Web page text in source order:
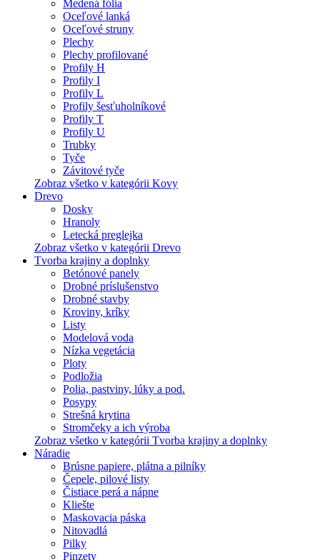
Medená fólia
Oceľové lanká
Oceľové struny
Plechy
Plechy profilované
Profily H
Profily I
Profily L
Profily šesťuholníkové
Profily T
Profily U
Trubky
Tyče
Závitové tyče
Zobraz všetko v kategórii Kovy
Drevo
Dosky
Hranoly
Letecká preglejka
Zobraz všetko v kategórii Drevo
Tvorba krajiny a doplnky
Betónové panely
Drobné príslušenstvo
Drobné stavby
Kroviny, kríky
Listy
Modelová voda
Nízka vegetácia
Ploty
Podložia
Polia, pastviny, lúky a pod.
Posypy
Strešná krytina
Stromčeky a ich výroba
Zobraz všetko v kategórii Tvorba krajiny a doplnky
Náradie
Brúsne papiere, plátna a pilníky
Čepele, pilové listy
Čistiace perá a nápne
Kliešte
Maskovacia páska
Nitovadlá
Pilky
Pinzety